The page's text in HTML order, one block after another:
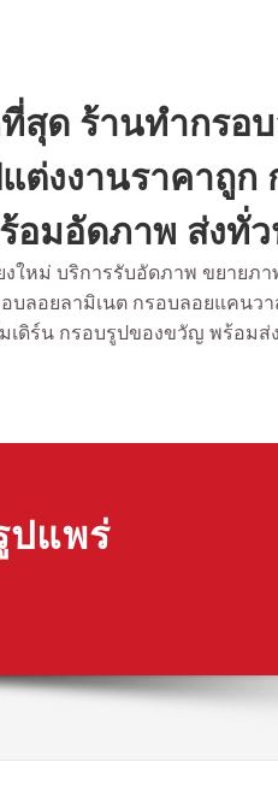
สุด ร้านทำกรอ
ต่งงานราคาถูก
มอัดภาพ ส่งทั่ว
ใหม่ บริการรับอัดภาพ ขยายภ
บลอยลามิเนต กรอบลอยแคนว
เดิร์น กรอบรูปของขวัญ พร้อมส่
ปแพร่